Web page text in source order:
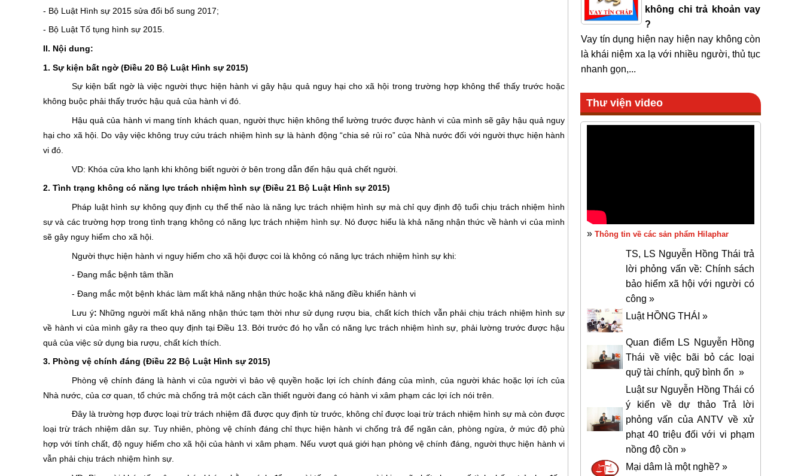
- Bộ Luật Hình sự 2015 sửa đổi bổ sung 2017;
- Bộ Luật Tố tụng hình sự 2015.
II. Nội dung:
1. Sự kiện bất ngờ (Điều 20 Bộ Luật Hình sự 2015)
Sự kiện bất ngờ là việc người thực hiện hành vi gây hậu quả nguy hại cho xã hội trong trường hợp không thể thấy trước hoặc
không buộc phải thấy trước hậu quả của hành vi đó.
Hậu quả của hành vi mang tính khách quan, người thực hiện không thể lường trước được hành vi của mình sẽ gây hậu quả nguy
hại cho xã hội. Do vậy việc không truy cứu trách nhiệm hình sự là hành động “chia sẻ rủi ro” của Nhà nước đối với người thực hiện hành
vi đó.
VD: Khóa cửa kho lạnh khi không biết người ở bên trong dẫn đến hậu quả chết người.
2. Tình trạng không có năng lực trách nhiệm hình sự(Điều 21 Bộ Luật Hình sự 2015)
Pháp luật hình sự không quy định cụ thể thế nào là năng lực trách nhiệm hình sự mà chỉ quy định độ tuổi chịu trách nhiệm hình
sự và các trường hợp trong tình trạng không có năng lực trách nhiệm hình sự. Nó được hiểu là khả năng nhận thức về hành vi của mình
sẽ gây nguy hiểm cho xã hội.
Người thực hiện hành vi nguy hiểm cho xã hội được coi là không có năng lực trách nhiệm hình sự khi:
- Đang mắc bệnh tâm thần
- Đang mắc một bệnh khác làm mất khả năng nhận thức hoặc khả năng điều khiển hành vi
Lưu ý: Những người mất khả năng nhận thức tạm thời như sử dụng rượu bia, chất kích thích vẫn phải chịu trách nhiệm hình sự
về hành vi của mình gây ra theo quy định tại Điều 13. Bởi trước đó họ vẫn có năng lực trách nhiệm hình sự, phải lường trước được hậu
quả của việc sử dụng bia rượu, chất kích thích.
3. Phòng vệ chính đáng (Điều 22 Bộ Luật Hình sự 2015)
Phòng vệ chính đáng là hành vi của người vì bảo vệ quyền hoặc lợi ích chính đáng của mình, của người khác hoặc lợi ích của
Nhà nước, của cơ quan, tổ chức mà chống trả một cách cần thiết người đang có hành vi xâm phạm các lợi ích nói trên.
Đây là trường hợp được loại trừ trách nhiệm đã được quy định từ trước, không chỉ được loại trừ trách nhiệm hình sự mà còn được
loại trừ trách nhiệm dân sự. Tuy nhiên, phòng vệ chính đáng chỉ thực hiện hành vi chống trả để ngăn cản, phòng ngừa, ở mức độ phù
hợp với tính chất, độ nguy hiểm cho xã hội của hành vi xâm phạm. Nếu vượt quá giới hạn phòng vệ chính đáng, người thực hiện hành vi
vẫn phải chịu trách nhiệm hình sự.
không chi trả khoản vay
?
Vay tín dụng hiện nay hiện nay không còn
là khái niệm xa lạ với nhiều người, thủ tục
nhanh gọn,...
Thư viện video
» Thông tin về các sản phẩm Hilaphar
TS, LS Nguyễn Hồng Thái trả
lời phỏng vấn về: Chính sách
bảo hiểm xã hội với người có
công »
Luật HỒNG THÁI »
Quan điểm LS Nguyễn Hồng
Thái về việc bãi bỏ các loại
quỹ tài chính, quỹ bình ổn »
Luật sư Nguyễn Hồng Thái có
ý kiến về dự thảo Trả lời
phỏng vấn của ANTV về xử
phạt 40 triệu đối với vi phạm
nồng độ cồn »
Mại dâm là một nghề? »